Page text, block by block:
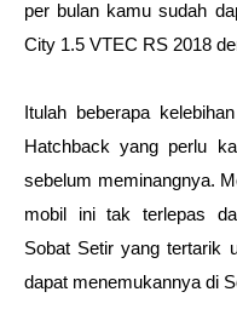
per bulan kamu sudah
City 1.5 VTEC RS 2018
Itulah beberapa
Hatchback yang perlu
sebelum meminangnya.
mobil ini tak terlepas
Sobat Setir yang tertarik
dapat menemukannya di